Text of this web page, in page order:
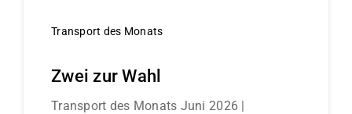
Transport des Monats
Zwei zur Wahl
Transport des Monats Juni 2026 |